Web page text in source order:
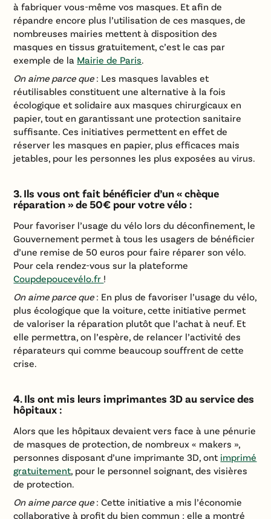
à fabriquer vous-même vos masques. Et afin de
répandre encore plus l’utilisation de ces masques, de
nombreuses mairies mettent à disposition des
masques en tissus gratuitement, c’est le cas par
exemple de la Mairie de Paris.
On aime parce que: Les masques lavables et
réutilisables constituent une alternative à la fois
écologique et solidaire aux masques chirurgicaux en
papier, tout en garantissant une protection sanitaire
suffisante. Ces initiatives permettent en effet de
réserver les masques en papier, plus efficaces mais
jetables, pour les personnes les plus exposées au virus.
3. Ils vous ont fait bénéficier d’un « chèque
réparation » de 50€ pour votre vélo :
Pour favoriser l’usage du vélo lors du déconfinement, le
Gouvernement permet à tous les usagers de bénéficier
d’une remise de 50 euros pour faire réparer son vélo.
Pour cela rendez-vous sur la plateforme
Coupdepoucevélo.fr !
On aime parce que: En plus de favoriser l’usage du vélo,
plus écologique que la voiture, cette initiative permet
de valoriser la réparation plutôt que l’achat à neuf. Et
elle permettra, on l’espère, de relancer l’activité des
réparateurs qui comme beaucoup souffrent de cette
crise.
4. Ils ont mis leurs imprimantes 3D au service des
hôpitaux :
Alors que les hôpitaux devaient vers face à une pénurie
de masques de protection, de nombreux « makers »,
personnes disposant d’une imprimante 3D, ont imprimé
gratuitement, pour le personnel soignant, des visières
de protection.
On aime parce que : Cette initiative a mis l’économie
collaborative à profit du bien commun ; elle a montré